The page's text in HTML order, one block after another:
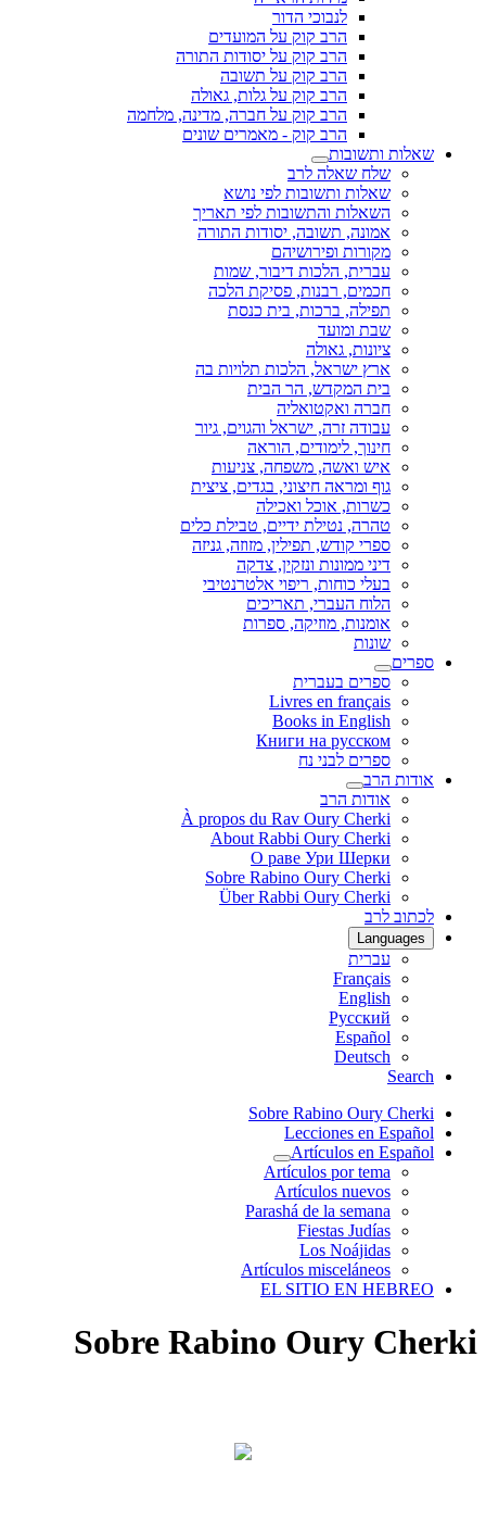
לנבוכי הדור
הרב קוק על המועדים
הרב קוק על יסודות התורה
הרב קוק על תשובה
הרב קוק על גלות, גאולה
הרב קוק על חברה, מדינה, מלחמה
הרב קוק - מאמרים שונים
שאלות ותשובות
שלח שאלה לרב
שאלות ותשובות לפי נושא
השאלות והתשובות לפי תאריך
אמונה, תשובה, יסודות התורה
מקורות ופירושיהם
עברית, הלכות דיבור, שמות
חכמים, רבנות, פסיקת הלכה
תפילה, ברכות, בית כנסת
שבת ומועד
ציונות, גאולה
ארץ ישראל, הלכות תלויות בה
בית המקדש, הר הבית
חברה ואקטואליה
עבודה זרה, ישראל והגוים, גיור
חינוך, לימודים, הוראה
איש ואשה, משפחה, צניעות
גוף ומראה חיצוני, בגדים, ציצית
כשרות, אוכל ואכילה
טהרה, נטילת ידיים, טבילת כלים
ספרי קודש, תפילין, מזוזה, גניזה
דיני ממונות ונזקין, צדקה
בעלי כוחות, ריפוי אלטרנטיבי
הלוח העברי, תאריכים
אומנות, מוזיקה, ספרות
שונות
ספרים
ספרים בעברית
Livres en français
Books in English
Книги на русском
ספרים לבני נח
אודות הרב
אודות הרב
À propos du Rav Oury Cherki
About Rabbi Oury Cherki
О раве Ури Шерки
Sobre Rabino Oury Cherki
Über Rabbi Oury Cherki
לכתוב לרב
Languages
עברית
Français
English
Русский
Español
Deutsch
Search
Sobre Rabino Oury Cherki
Lecciones en Español
Artículos en Español
Artículos por tema
Artículos nuevos
Parashá de la semana
Fiestas Judías
Los Noájidas
Artículos misceláneos
EL SITIO EN HEBREO
Sobre Rabino Oury Cherki